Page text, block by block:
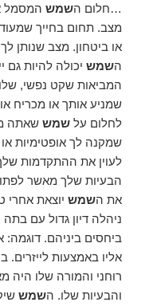
…חלום השמש המסמל
מצב. תחום בחייך
או ביטחון. מצב שנותן
השמש יכולה להיות גם
המביאות שקט נפשי,
שמניע אותך או מכריח
לחלום עלשמש שאתה
שמקנה לך אופטימיות או
לעוין את ההתקדמות
הבעיות שלך מאשר
את השמש יוצאת אחרי
ניהלה דיון גדול עם
ביחסים ביניהם.
אליו באמצעות לייזרים.
רוחני והמורה שלו היה
והבעיות שלו. השמש